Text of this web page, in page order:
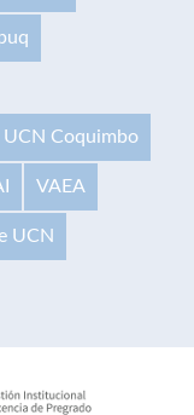
UCN Coquimbo
VAEA
UCN